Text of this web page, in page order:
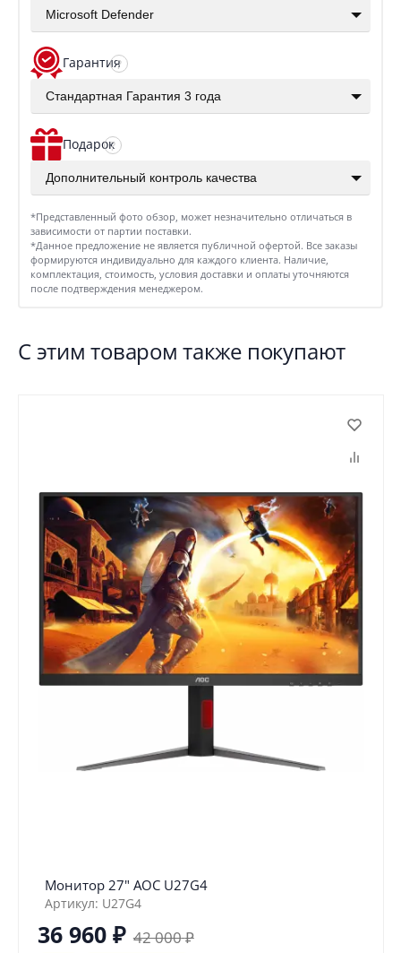
Microsoft Defender
Гарантия?
Стандартная Гарантия 3 года
Подарок?
Дополнительный контроль качества
*Представленный фото обзор, может незначительно отличаться в
зависимости от партии поставки.
*Данное предложение не является публичной офертой. Все заказы
формируются индивидуально для каждого клиента. Наличие,
комплектация, стоимость, условия доставки и оплаты уточняются
после подтверждения менеджером.
С этим товаром также покупают
Монитор 27" AOC U27G4
Артикул: U27G4
36 960 ₽ 42 000₽